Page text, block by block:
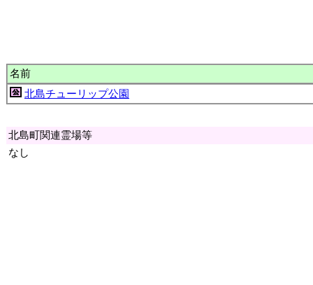
名前
北島チューリップ公園
北島町関連霊場等
なし